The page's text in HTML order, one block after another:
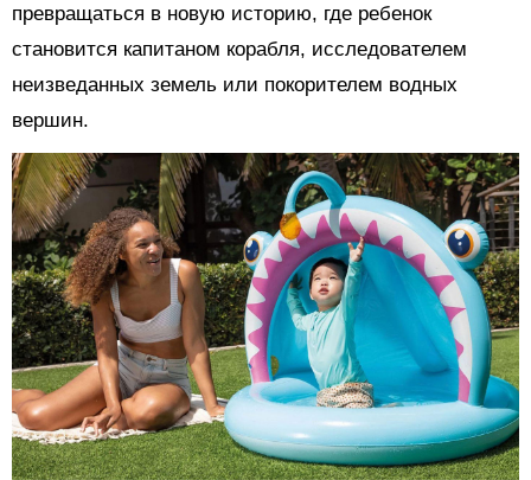
превращаться в новую историю, где ребенок
становится капитаном корабля, исследователем
неизведанных земель или покорителем водных
вершин.